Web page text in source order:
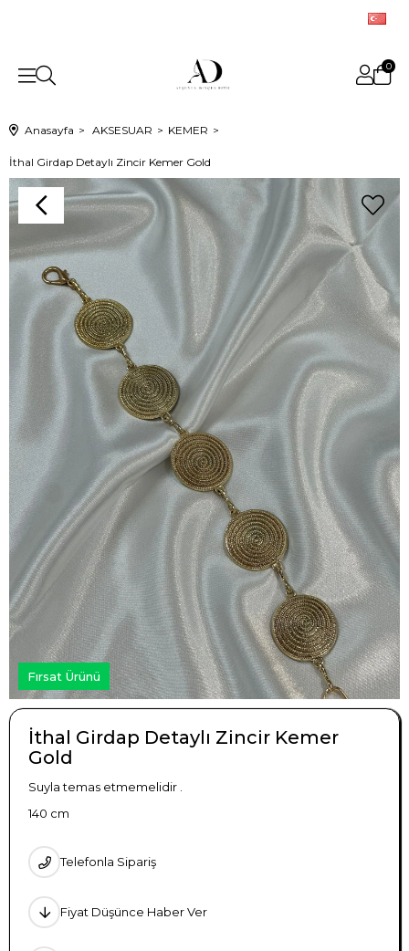
0
Anasayfa AKSESUAR KEMER
İthal Girdap Detaylı Zincir Kemer Gold
Fırsat Ürünü
İthal Girdap Detaylı Zincir Kemer
Gold
Suyla temas etmemelidir .
140 cm
Telefonla Sipariş
Fiyat Düşünce Haber Ver